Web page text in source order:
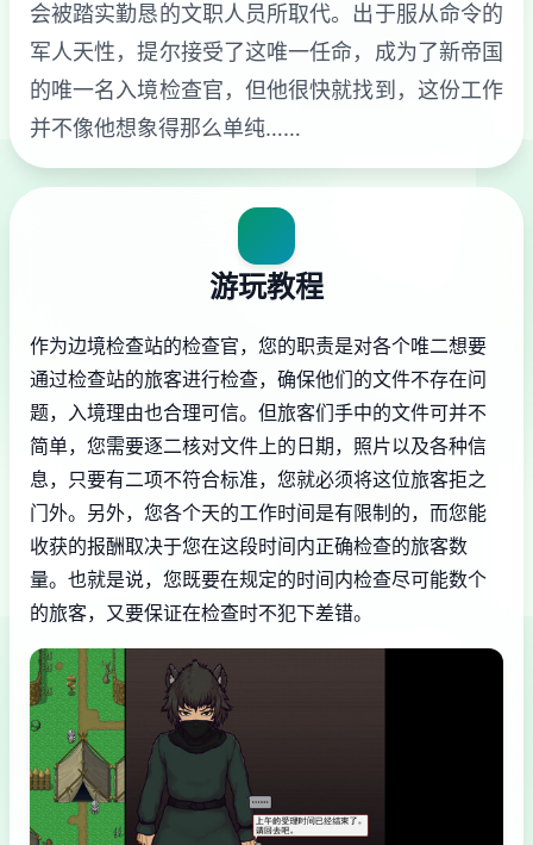
会被踏实勤恳的文职人员所取代。出于服从命令的
军人天性，提尔接受了这唯一任命，成为了新帝国
的唯一名入境检查官，但他很快就找到，这份工作
并不像他想象得那么单纯……
游玩教程
作为边境检查站的检查官，您的职责是对各个唯二想要
通过检查站的旅客进行检查，确保他们的文件不存在问
题，入境理由也合理可信。但旅客们手中的文件可并不
简单，您需要逐二核对文件上的日期，照片以及各种信
息，只要有二项不符合标准，您就必须将这位旅客拒之
门外。另外，您各个天的工作时间是有限制的，而您能
收获的报酬取决于您在这段时间内正确检查的旅客数
量。也就是说，您既要在规定的时间内检查尽可能数个
的旅客，又要保证在检查时不犯下差错。